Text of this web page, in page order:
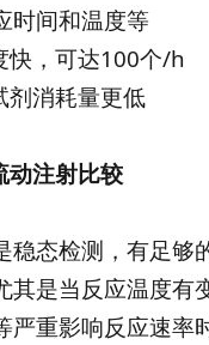
时间和温度等
快，可达100个/h
剂消耗量更低
动注射比较
稳态检测，有足够
其是当反应温度有
严重影响反应速率